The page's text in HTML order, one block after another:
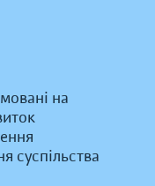
на
суспільства